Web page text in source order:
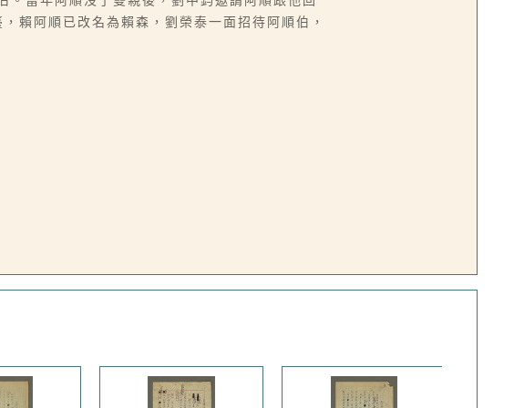
賴阿順已改名為賴森，劉榮泰一面招待阿順伯，